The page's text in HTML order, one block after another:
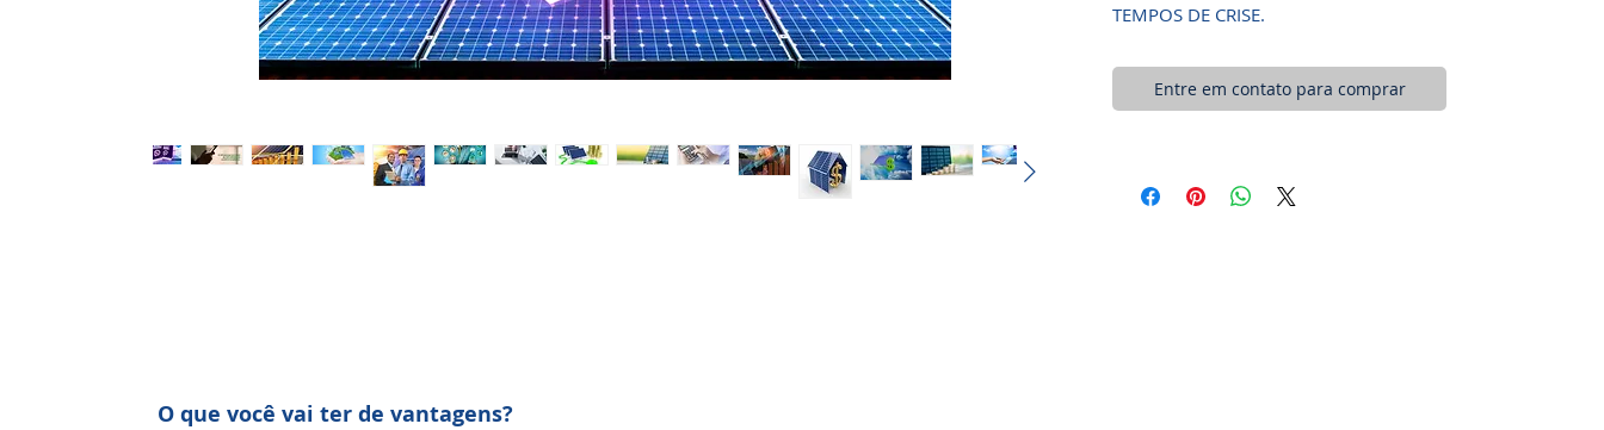
TEMPOS DE CRISE.
Entre em contato para comprar
O que você vai ter de vantagens?